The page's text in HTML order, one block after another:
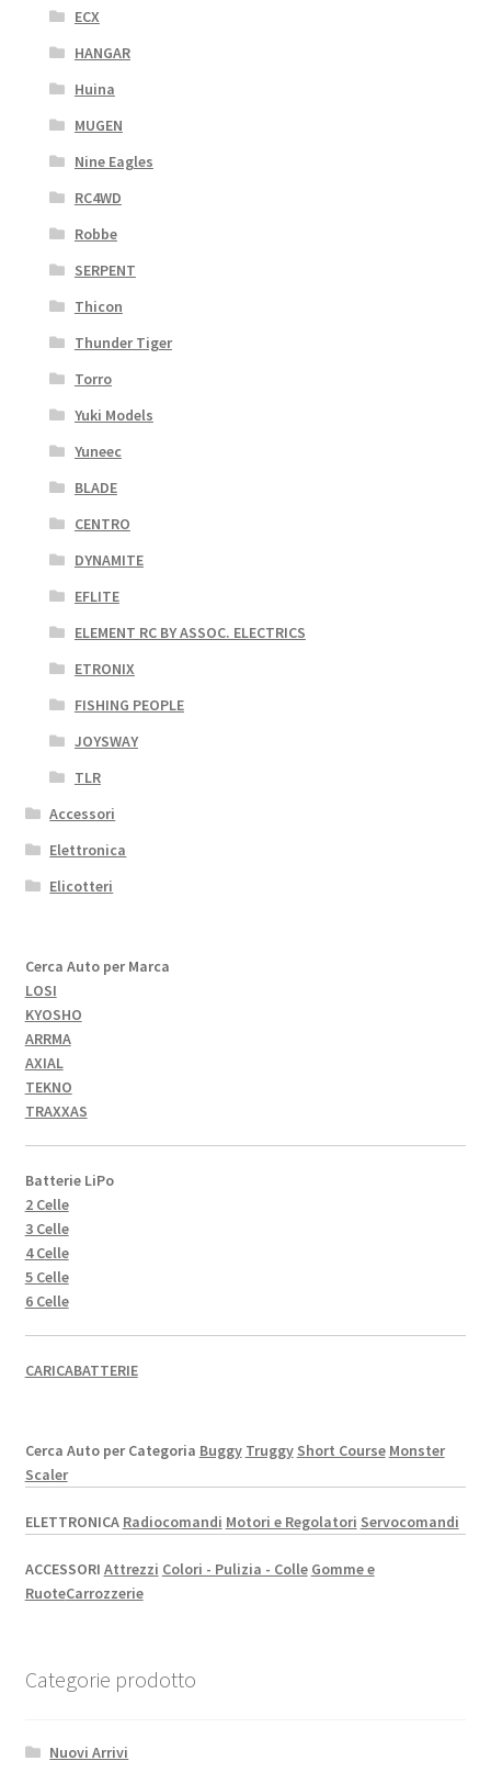
ECX
HANGAR
Huina
MUGEN
Nine Eagles
RC4WD
Robbe
SERPENT
Thicon
Thunder Tiger
Torro
Yuki Models
Yuneec
BLADE
CENTRO
DYNAMITE
EFLITE
ELEMENT RC BY ASSOC. ELECTRICS
ETRONIX
FISHING PEOPLE
JOYSWAY
TLR
Accessori
Elettronica
Elicotteri
Cerca Auto per Marca
LOSI
KYOSHO
ARRMA
AXIAL
TEKNO
TRAXXAS
Batterie LiPo
2 Celle
3 Celle
4 Celle
5 Celle
6 Celle
CARICABATTERIE
Cerca Auto per Categoria Buggy Truggy Short Course Monster
Scaler
ELETTRONICA Radiocomandi Motori e Regolatori Servocomandi
ACCESSORI Attrezzi Colori - Pulizia - Colle Gomme e
RuoteCarrozzerie
Categorie prodotto
Nuovi Arrivi